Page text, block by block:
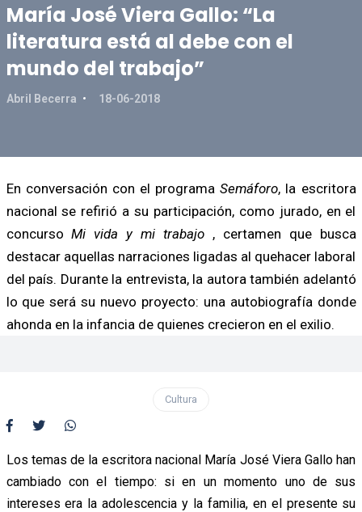
María José Viera Gallo: “La
literatura está al debe con el
mundo del trabajo”
Abril Becerra 18-06-2018
En conversación con el programaSemáforo, la escritora
nacional se refirió a su participación, como jurado, en el
concursoMi vida y mi trabajo , certamen que busca
destacar aquellas narraciones ligadas al quehacer laboral
del país. Durante la entrevista, la autora también adelantó
lo que será su nuevo proyecto: una autobiografía donde
ahonda en la infancia de quienes crecieron en el exilio.
Cultura
Los temas de la escritora nacional María José Viera Gallo han
cambiado con el tiempo: si en un momento uno de sus
intereses era la adolescencia y la familia, en el presente su